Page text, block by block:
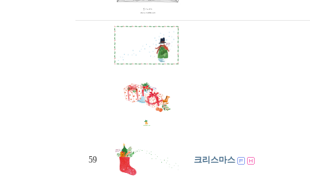
59 크리스마스